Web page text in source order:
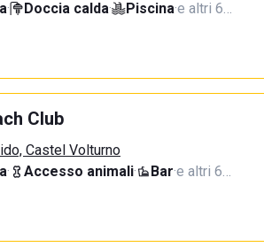
· Doccia calda· Piscina·e altri 6…
Club
Castel Volturno
· Accesso animali· Bar·e altri 6…